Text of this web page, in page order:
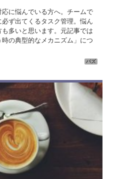
に悩んでいる方へ。チームで
ず出てくるタスク管理。悩ん
多いと思います。元記事では
時の典型的なメカニズム」につ
バズ